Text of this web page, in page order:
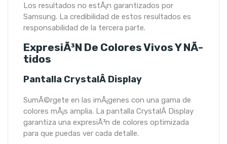
Los resultados no estÃ¡n garantizados por
Samsung. La credibilidad de estos resultados es
responsabilidad de la tercera parte.
ExpresiÃ³n De Colores Vivos Y NÃ­
Tidos
Pantalla CrystalÂ Display
SumÃ©rgete en las imÃ¡genes con una gama de
colores mÃ¡s amplia. La pantalla CrystalÂ Display
garantiza una expresiÃ³n de colores optimizada
para que puedas ver cada detalle.